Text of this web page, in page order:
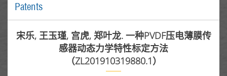
Patents
宋乐, 王玉瑾, 宫虎, 郑叶龙. 一种PVDF压电薄膜传
感器动态力学特性标定方法
（ZL201910319880.1）